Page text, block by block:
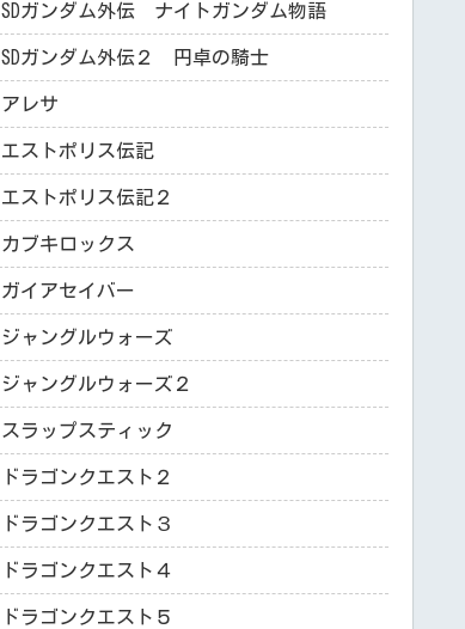
SDガンダム外伝 ナイトガンダム物語
SDガンダム外伝２ 円卓の騎士
アレサ
エストポリス伝記
エストポリス伝記２
カブキロックス
ガイアセイバー
ジャングルウォーズ
ジャングルウォーズ２
スラップスティック
ドラゴンクエスト２
ドラゴンクエスト３
ドラゴンクエスト４
ドラゴンクエスト５